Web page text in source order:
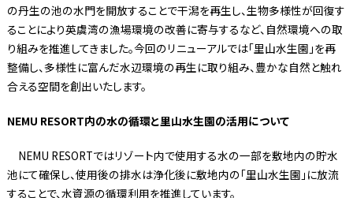
の丹生の池の水門を開放することで干潟を再生し、生物多様性が回復す
ることにより英虞湾の漁場環境の改善に寄与するなど、自然環境への取
り組みを推進してきました。今回のリニューアルでは「里山水生園」を再
整備し、多様性に富んだ水辺環境の再生に取り組み、豊かな自然と触れ
合える空間を創出いたします。
NEMU RESORT内の水の循環と里山水生園の活用について
NEMU RESORTではリゾート内で使用する水の一部を敷地内の貯水
池にて確保し、使用後の排水は浄化後に敷地内の「里山水生園」に放流
することで、水資源の循環利用を推進しています。